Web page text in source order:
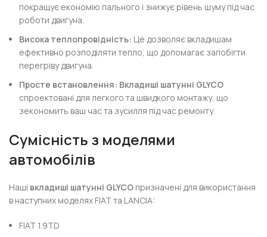
покращує економію пального і знижує рівень шуму під час
роботи двигуна.
Висока теплопровідність: Це дозволяє вкладишам
ефективно розподіляти тепло, що допомагає запобігти
перегріву двигуна.
Просте встановлення: Вкладиші шатунні GLYCO
спроектовані для легкого та швидкого монтажу, що
зекономить ваш час та зусилля під час ремонту.
Сумісність з моделями
автомобілів
Наші вкладиші шатунні GLYCO призначені для використання
в наступних моделях FIAT та LANCIA:
FIAT 1.9TD